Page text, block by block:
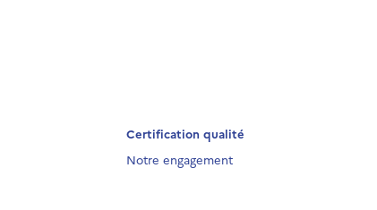
Certification qualité
Notre engagement